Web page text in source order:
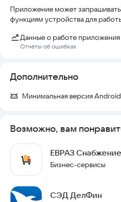
Приложение может
функциям устройства для
Данные о работе приложения
Отчеты об ошибках
Дополнительно
Минимальная версия
Возможно, вам
ЕВРАЗ Снабжение
Бизнес-сервисы
СЭД ДелФин